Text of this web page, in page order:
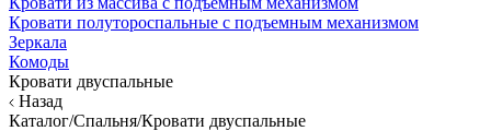
Кровати полутороспальные с подъемным механизмом
Зеркала
Комоды
Кровати двуспальные
Назад
Каталог/Спальня/Кровати двуспальные